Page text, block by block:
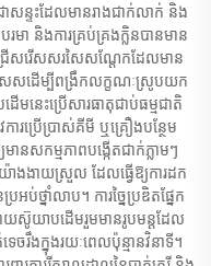
ាសន្ទះដែលមានរាងជាក់លាក់ និង
ា និងការគ្រប់គ្រងក្លិនបានមាន
រើសរើសសរសៃសណ្តែកដែលមាន
េសដើម្បីពង្រឹកលក្ខណៈស្រូបយក
មនេះប្រើសារធាតុជាប់ធម្មជាតិ
រប្រើប្រាស់គីមី ឬគ្រឿងបន្ថែម
សកម្មភាពបង្កើតជាក់ភ្លាមៗ
ងងាយស្រួល ដែលធ្វើឱ្យការដក
ប់ថ្នាំលាប។ ការច្នៃប្រឌិតផ្នែក
យស៊ូយាបដើមរួមមានរូបមន្តដែល
ចរឹងក្នុងរយៈពេលប៉ុន្មានវិនាទី។